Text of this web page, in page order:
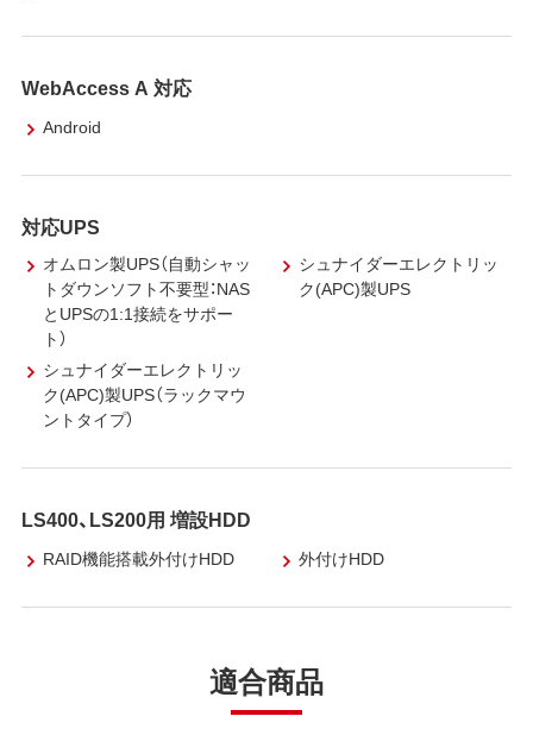
WebAccess A 対応
Android
対応UPS
オムロン製UPS（自動シャッ
トダウンソフト不要型：NAS
とUPSの1:1接続をサポー
ト）
シュナイダーエレクトリッ
ク(APC)製UPS
シュナイダーエレクトリッ
ク(APC)製UPS（ラックマウ
ントタイプ）
LS400、LS200用 増設HDD
RAID機能搭載外付けHDD 外付けHDD
適合商品